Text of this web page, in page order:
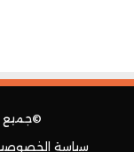
سياسة